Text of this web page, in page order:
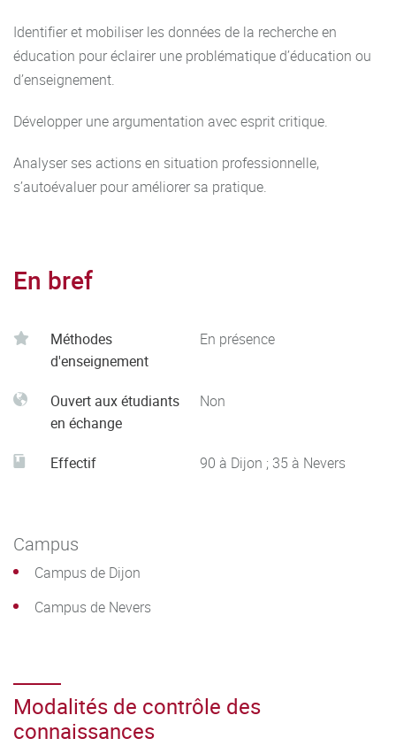
Identifier et mobiliser les données de la recherche en
éducation pour éclairer une problématique d’éducation ou
d’enseignement.
Développer une argumentation avec esprit critique.
Analyser ses actions en situation professionnelle,
s’autoévaluer pour améliorer sa pratique.
En bref
Méthodes
d'enseignement
En présence
Ouvert aux étudiants
en échange
Non
Effectif 90 à Dijon ; 35 à Nevers
Campus
Campus de Dijon
Campus de Nevers
Modalités de contrôle des
connaissances